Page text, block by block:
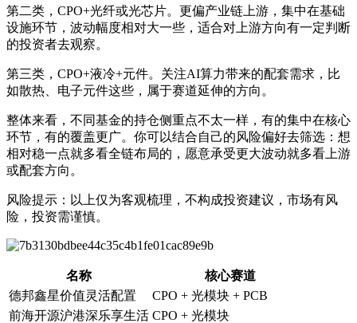
第二类，CPO+光纤或光芯片。更偏产业链上游，集中在基础
设施环节，波动幅度相对大一些，适合对上游方向有一定判断
的投资者去观察。
第三类，CPO+液冷+元件。关注AI算力带来的配套需求，比
如散热、电子元件这些，属于赛道延伸的方向。
整体来看，不同基金的持仓侧重点不太一样，有的集中在核心
环节，有的覆盖更广。你可以结合自己的风险偏好去筛选：想
相对稳一点就多看全链布局的，愿意承受更大波动就多看上游
或配套方向。
风险提示：以上仅为客观梳理，不构成投资建议，市场有风
险，投资需谨慎。
名称
核心赛道
德邦鑫星价值灵活配置
CPO + 光模块 + PCB
前海开源沪港深乐享生活 CPO + 光模块